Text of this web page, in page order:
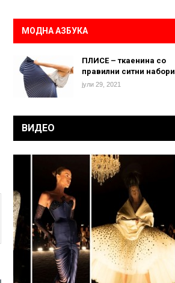
МОДНА АЗБУКА
ПЛИСЕ – ткаенина со
правилни ситни набори
јули 29, 2021
ВИДЕО